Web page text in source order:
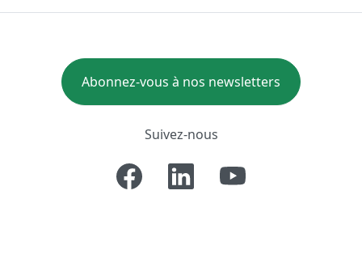
Abonnez-vous à nos newsletters
Suivez-nous